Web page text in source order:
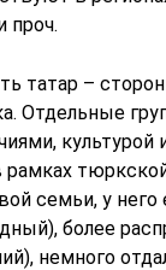
проч.
татар –
Отдельные
рамках
семьи, у него
более
немного